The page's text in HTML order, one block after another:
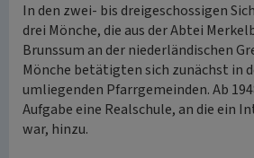
In den zwei- bis dreigeschossigen
drei Mönche, die aus der Abtei
Brunssum an der niederländischen
Mönche betätigten sich zunächst in
umliegenden Pfarrgemeinden. Ab
Aufgabe eine Realschule, an die ein
war, hinzu.